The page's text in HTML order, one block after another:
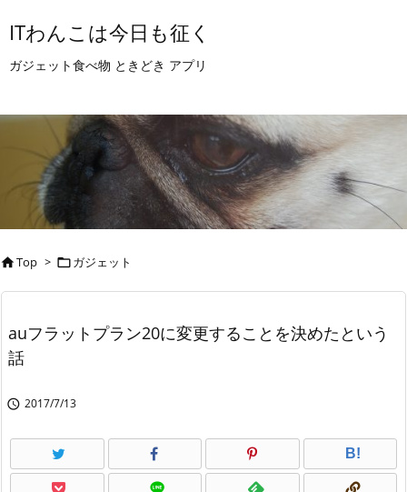
ITわんこは今日も征く
ガジェット食べ物 ときどき アプリ
Top > ガジェット
auフラットプラン20に変更することを決めたという
話
 2017/7/13
B!